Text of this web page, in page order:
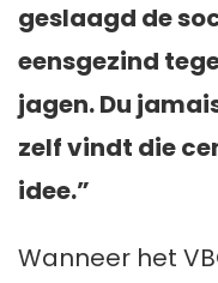
geslaagd de
eensgezind
jagen. Du
zelf vindt die
idee.”
Wanneer het